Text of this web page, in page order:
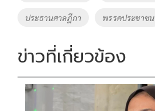
ประธานศาลฎีกา พรรคประชาชน
ข่าวที่เกี่ยวข้อง